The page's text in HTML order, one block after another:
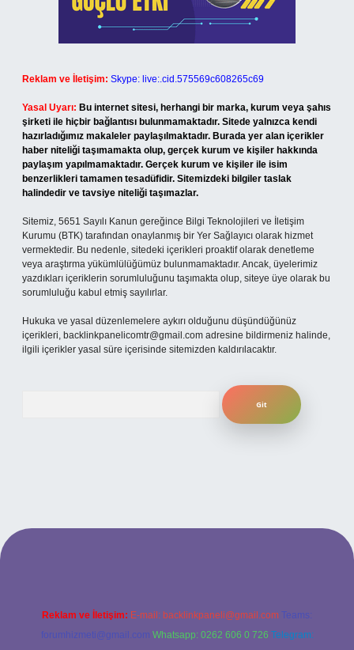
Reklam ve İletişim: Skype: live:.cid.575569c608265c69
Yasal Uyarı: Bu internet sitesi, herhangi bir marka, kurum veya şahıs
şirketi ile hiçbir bağlantısı bulunmamaktadır. Sitede yalnızca kendi
hazırladığımız makaleler paylaşılmaktadır. Burada yer alan içerikler
haber niteliği taşımamakta olup, gerçek kurum ve kişiler hakkında
paylaşım yapılmamaktadır. Gerçek kurum ve kişiler ile isim
benzerlikleri tamamen tesadüfidir. Sitemizdeki bilgiler taslak
halindedir ve tavsiye niteliği taşımazlar.
Sitemiz, 5651 Sayılı Kanun gereğince Bilgi Teknolojileri ve İletişim
Kurumu (BTK) tarafından onaylanmış bir Yer Sağlayıcı olarak hizmet
vermektedir. Bu nedenle, sitedeki içerikleri proaktif olarak denetleme
veya araştırma yükümlülüğümüz bulunmamaktadır. Ancak, üyelerimiz
yazdıkları içeriklerin sorumluluğunu taşımakta olup, siteye üye olarak bu
sorumluluğu kabul etmiş sayılırlar.
Hukuka ve yasal düzenlemelere aykırı olduğunu düşündüğünüz
içerikleri, backlinkpanelicomtr@gmail.com adresine bildirmeniz halinde,
ilgili içerikler yasal süre içerisinde sitemizden kaldırılacaktır.
Reklam ve İletişim: E-mail: backlinkpaneli@gmail.com Teams:
forumhizmeti@gmail.com Whatsapp: 0262 606 0 726 Telegram: